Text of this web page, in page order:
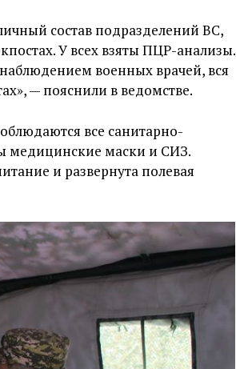
состав подразделений ВС,
У всех взяты ПЦР-анализы.
военных врачей, вся
— пояснили в ведомстве.
все санитарно-
медицинские маски и СИЗ.
и развернута полевая